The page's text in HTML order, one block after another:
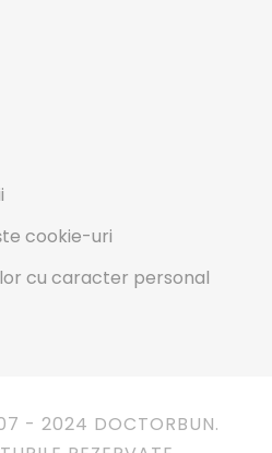
cookie-uri
cu caracter personal
- 2024 DOCTORBUN.